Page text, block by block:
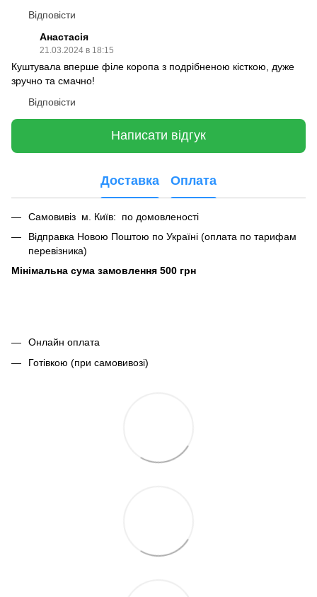
Відповісти
Анастасія
21.03.2024 в 18:15
Куштувала вперше філе коропа з подрібненою кісткою, дуже
зручно та смачно!
Відповісти
Написати відгук
Доставка Оплата
Самовивіз м. Київ: по домовленості
Відправка Новою Поштою по Україні (оплата по тарифам
перевізника)
Мінімальна сума замовлення 500 грн
Онлайн оплата
Готівкою (при самовивозі)